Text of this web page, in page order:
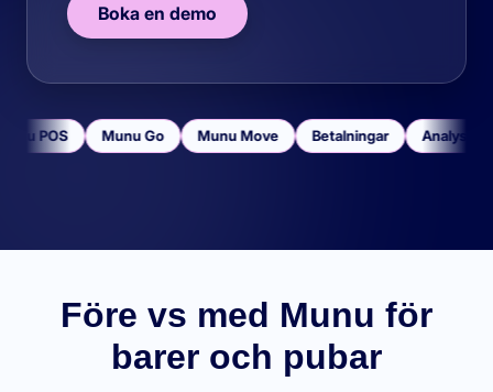
Boka en demo
POS Munu Go Munu Move Betalningar Analys
Före vs med Munu för
barer och pubar